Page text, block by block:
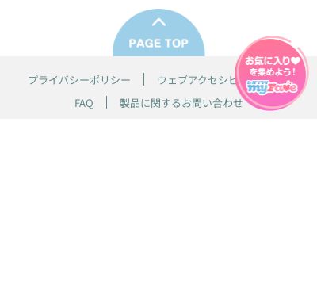
プライバシーポリシー
ウェブアクセシビリティ方針
FAQ
製品に関するお問い合わせ